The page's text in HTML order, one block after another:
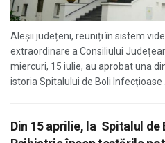
Aleșii județeni, reuniți în sistem
extraordinare a Consiliului
miercuri, 15 iulie, au aprobat una
istoria Spitalului de Boli Infecțioase ...
Din 15 aprilie, la Spitalul de